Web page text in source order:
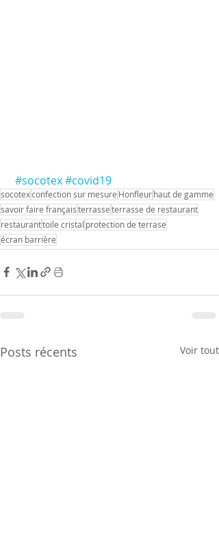
#socotex#covid19
socotexconfection sur mesure Honfleurhaut de gamme
savoir faire françaisterrasseterrasse de restaurant
restauranttoile cristal protection de terrase
écran barrière
Posts récents Voir tout